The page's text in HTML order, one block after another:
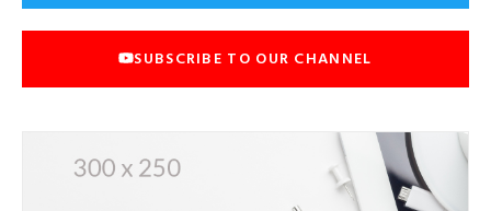
SUBSCRIBE TO OUR CHANNEL